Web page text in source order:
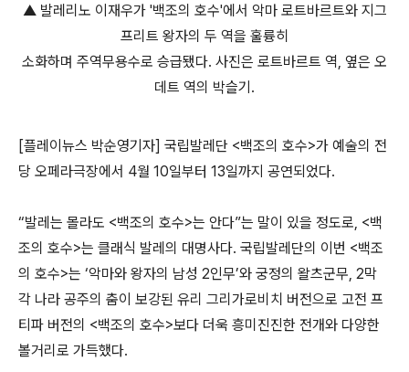
▲ 발레리노 이재우가 '백조의 호수'에서 악마 로트바르트와 지그
프리트 왕자의 두 역을 훌륭히
소화하며 주역무용수로 승급됐다. 사진은 로트바르트 역, 옆은 오
데트 역의 박슬기.
[플레이뉴스 박순영기자] 국립발레단 <백조의 호수>가 예술의 전
당 오페라극장에서 4월 10일부터 13일까지 공연되었다.
“발레는 몰라도 <백조의 호수>는 안다”는 말이 있을 정도로, <백
조의 호수>는 클래식 발레의 대명사다. 국립발레단의 이번 <백조
의 호수>는 ‘악마와 왕자의 남성 2인무’와 궁정의 왈츠군무, 2막
각 나라 공주의 춤이 보강된 유리 그리가로비치 버전으로 고전 프
티파 버전의 <백조의 호수>보다 더욱 흥미진진한 전개와 다양한
볼거리로 가득했다.